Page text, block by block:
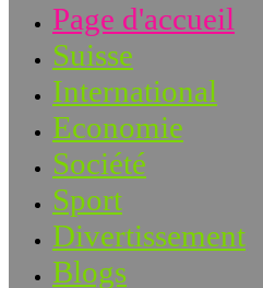
Page d'accueil
Suisse
International
Economie
Société
Sport
Divertissement
Blogs